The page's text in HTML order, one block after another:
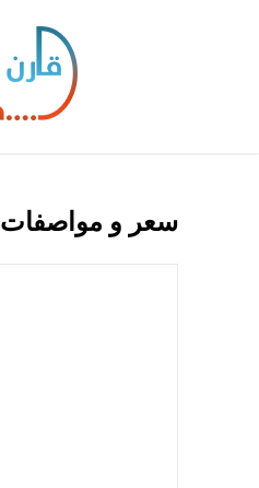
سعر و مواصفات Oppo A53